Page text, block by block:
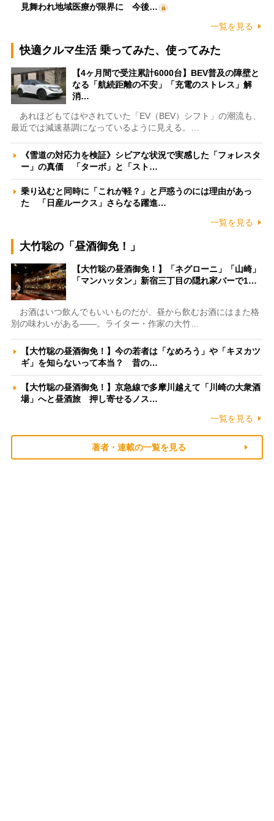
見舞われ地域医療が限界に 今後…
一覧を見る
快適クルマ生活 乗ってみた、使ってみた
【4ヶ月間で受注累計6000台】BEV普及の障壁と
なる「航続距離の不安」「充電のストレス」解
消…
あれほどもてはやされていた「EV（BEV）シフト」の潮流も、
最近では減速基調になっているように見える。…
《雪道の対応力を検証》シビアな状況で実感した「フォレスタ
ー」の真価 「ターボ」と「スト…
乗り込むと同時に「これが軽？」と戸惑うのには理由があっ
た 「日産ルークス」さらなる躍進…
一覧を見る
大竹聡の「昼酒御免！」
【大竹聡の昼酒御免！】「ネグローニ」「山崎」
「マンハッタン」新宿三丁目の隠れ家バーで1…
お酒はいつ飲んでもいいものだが、昼から飲むお酒にはまた格
別の味わいがある――。ライター・作家の大竹…
【大竹聡の昼酒御免！】今の若者は「なめろう」や「キヌカツ
ギ」を知らないって本当？ 昔の…
【大竹聡の昼酒御免！】京急線で多摩川越えて「川崎の大衆酒
場」へと昼酒旅 押し寄せるノス…
一覧を見る
著者・連載の一覧を見る